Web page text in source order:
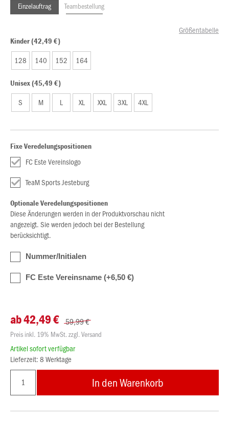
Einzelauftrag Teambestellung
Größentabelle
Kinder (42,49 €)
128 140 152 164
Unisex (45,49 €)
S M L XL XXL 3XL 4XL
Fixe Veredelungspositionen
FC Este Vereinslogo
TeaM Sports Jesteburg
Optionale Veredelungspositionen
Diese Änderungen werden in der Produktvorschau nicht
angezeigt. Sie werden jedoch bei der Bestellung
berücksichtigt.
Nummer/Initialen
FC Este Vereinsname (+6,50 €)
ab 42,49 € 59,99 €
Preis inkl. 19% MwSt. zzgl. Versand
Artikel sofort verfügbar
Lieferzeit: 8 Werktage
In den Warenkorb